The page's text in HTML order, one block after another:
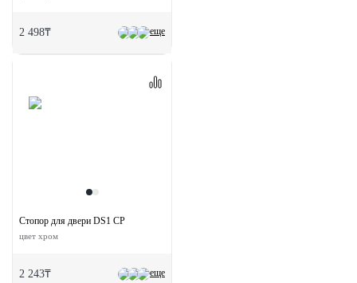
еще
2 498₸
еще
Стопор для двери DS1 CP
цвет хром
2 243₸